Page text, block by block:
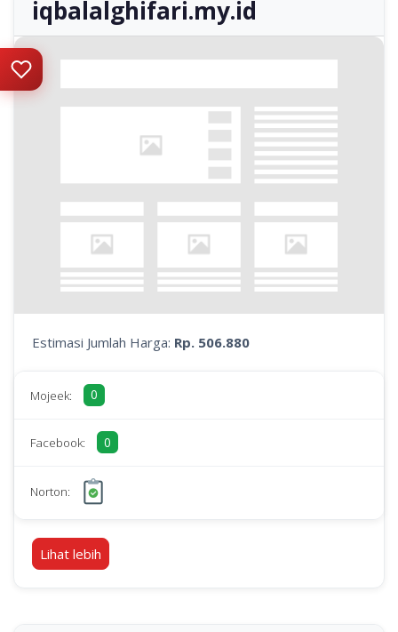
iqbalalghifari.my.id
Estimasi Jumlah Harga: Rp. 506.880
Mojeek: 0
Facebook: 0
Norton:
Lihat lebih